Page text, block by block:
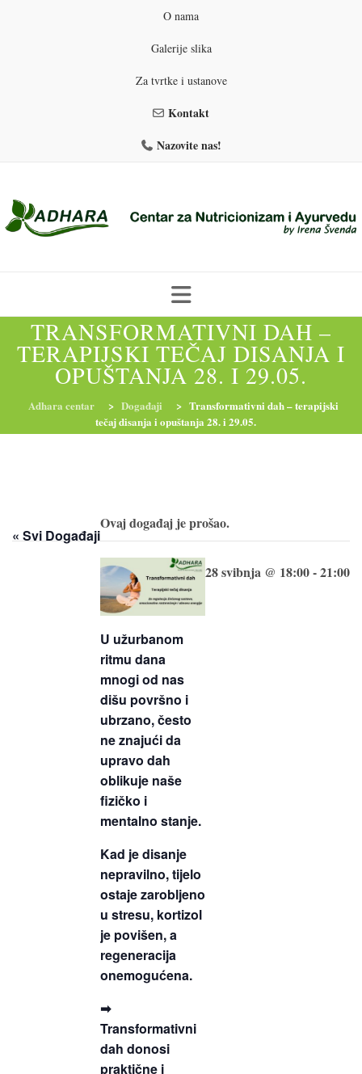
O nama
Galerije slika
Za tvrtke i ustanove
Kontakt
Nazovite nas!
contentPROGRAMI PREHRANE PRIRODNO MRŠAVLJENJE
RADIONICE NUTRI-ORDINACIJA
TRANSFORMATIVNI DAH –
TERAPIJSKI TEČAJ DISANJA I
OPUŠTANJA 28. I 29.05.
Adhara centar > Događaji > Transformativni dah – terapijski
tečaj disanja i opuštanja 28. i 29.05.
« Svi Događaji
Ovaj događaj je prošao.
28 svibnja @ 18:00-21:00
U užurbanom
ritmu dana
mnogi od nas
dišu površno i
ubrzano, često
ne znajući da
upravo dah
oblikuje naše
fizičko i
mentalno stanje.
Kad je disanje
nepravilno, tijelo
ostaje zarobljeno
u stresu, kortizol
je povišen, a
regeneracija
onemogućena.
➡
Transformativni
dah donosi
praktične i